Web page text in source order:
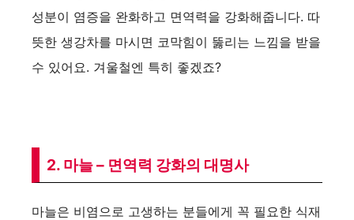
성분이 염증을 완화하고 면역력을 강화해줍니다. 따
뜻한 생강차를 마시면 코막힘이 뚫리는 느낌을 받을
수 있어요. 겨울철엔 특히 좋겠죠?
2. 마늘 – 면역력 강화의 대명사
마늘은 비염으로 고생하는 분들에게 꼭 필요한 식재